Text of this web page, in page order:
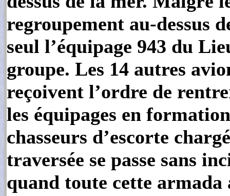
regroupement au-dessus
seul l’équipage 943 du
groupe. Les 14 autres
reçoivent l’ordre de
les équipages en
chasseurs d’escorte
traversée se passe sans
quand toute cette armada